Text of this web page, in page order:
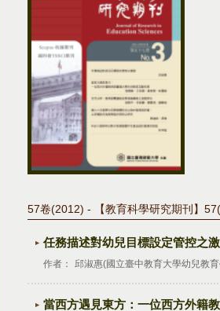
57卷(2012) - 【教育科學研究期刊】
任務描述對幼兒目標設定管控之
作者： 邱淑惠(國立臺中教育大學幼兒教
當西方遇見東方：一位西方外籍